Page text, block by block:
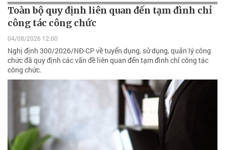
Toàn bộ quy định liên quan đến tạm đình chỉ
công tác công chức
04/08/2026 12:00
Nghị định 300/2026/NĐ-CP về tuyển dụng, sử dụng, quản lý công
chức đã quy định các vấn đề liên quan đến tạm đình chỉ công tác
công chức.